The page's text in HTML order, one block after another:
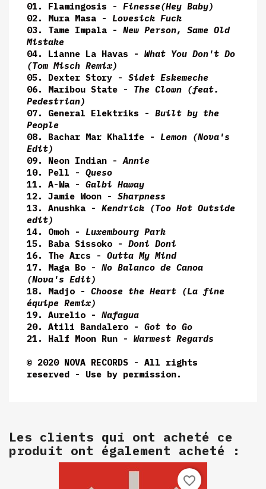
01. Flamingosis - Finesse(Hey Baby)
02. Mura Masa - Lovesick Fuck
03. Tame Impala - New Person, Same Old
Mistake
04. Lianne La Havas - What You Don't Do
(Tom Misch Remix)
05. Dexter Story - Sidet Eskemeche
06. Maribou State - The Clown (feat.
Pedestrian)
07. General Elektriks - Built by the
People
08. Bachar Mar Khalife - Lemon (Nova's
Edit)
09. Neon Indian -Annie
10. Pell - Queso
11. A-Wa - Galbi Haway
12. Jamie Woon - Sharpness
13. Anushka - Kendrick (Too Hot Outside
edit)
14. Omoh - Luxembourg Park
15. Baba Sissoko - Doni Doni
16. The Arcs - Outta My Mind
17. Maga Bo - No Balanco de Canoa
(Nova's Edit)
18. Madjo - Choose the Heart (La fine
équipe Remix)
19. Aurelio - Nafagua
20. Atili Bandalero - Got to Go
21. Half Moon Run - Warmest Regards
© 2020 NOVA RECORDS - All rights
reserved - Use by permission.
Les clients qui ont acheté ce
produit ont également acheté :
favorite_border